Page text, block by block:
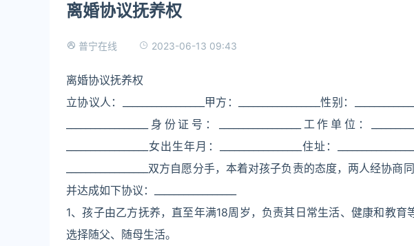
离婚协议抚养权
普宁在线 2023-06-13 09:43
离婚协议抚养权
立协议人：_________________甲方：_________________性别：
_________________身份证号：_________________工作单位：
_________________女出生年月：_________________住址：
_________________双方自愿分手，本着对孩子负责的态度，两人经协商
并达成如下协议：_________________
1、孩子由乙方抚养，直至年满18周岁，负责其日常生活、健康和教
选择随父、随母生活。